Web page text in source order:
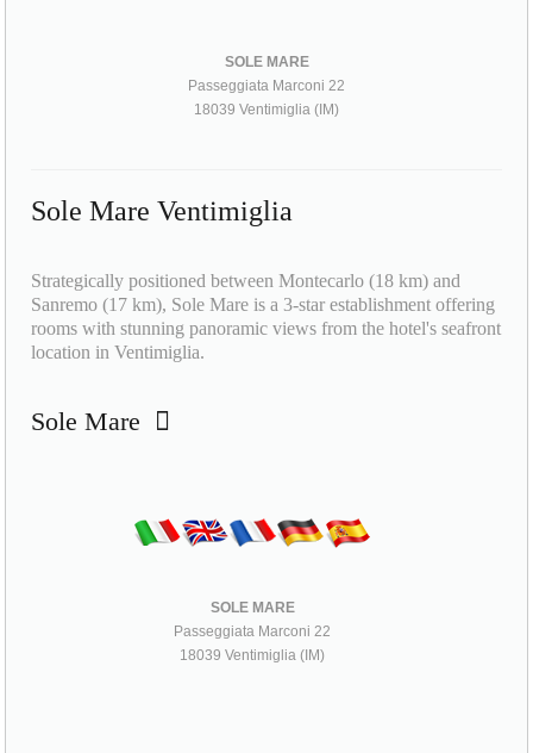
SOLE MARE
Passeggiata Marconi 22
18039 Ventimiglia (IM)
Sole Mare Ventimiglia
Strategically positioned between Montecarlo (18 km) and
Sanremo (17 km), Sole Mare is a 3-star establishment offering
rooms with stunning panoramic views from the hotel's seafront
location in Ventimiglia.
Sole Mare
SOLE MARE
Passeggiata Marconi 22
18039 Ventimiglia (IM)